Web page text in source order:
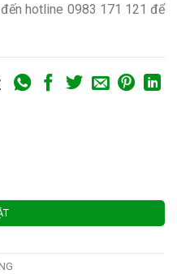
hotline 0983 171 121 để